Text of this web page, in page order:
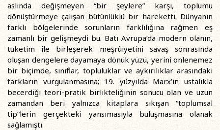
aslında değişmeyen “bir şeylere” karşı, toplumu
dönüştürmeye çalışan bütünlüklü bir hareketti. Dünyanın
farklı bölgelerinde sorunların farklılığına rağmen eş
zamanlı bir gelişmeydi bu. Batı Avrupa’da modern olanın,
tüketim ile birleşerek meşrûiyetini savaş sonrasında
oluşan dengelere dayamaya dönük yüzü, yerini önlenemez
bir biçimde, sınıflar, topluluklar ve aykırılıklar arasındaki
farkların vurgulanmasına; 19. yüzyılda Marx’ın ustalıkla
becerdiği teori-pratik birlikteliğinin sonucu olan ve uzun
zamandan beri yalnızca kitaplara sıkışan “toplumsal
tip”lerin gerçekteki yansımasıyla buluşmasına olanak
sağlamıştı.